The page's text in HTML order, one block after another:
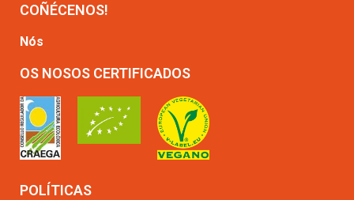
COÑÉCENOS!
Nós
OS NOSOS CERTIFICADOS
POLÍTICAS